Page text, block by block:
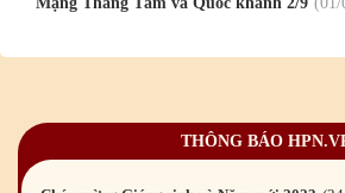
THÔNG BÁO
Mừng Xuân Giáp Thìn 2024 09/02/2024
Chúc mừng Giáng sinh và Năm mới 2024 21
Chúc mừng Giáng sinh và Năm mới 2023 24